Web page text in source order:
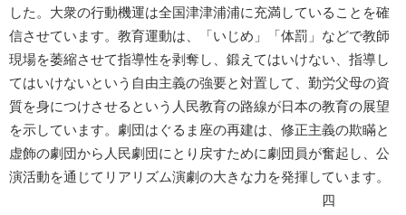
した。大衆の行動機運は全国津津浦浦に充満していることを確
信させています。教育運動は、「いじめ」「体罰」などで教師
現場を萎縮させて指導性を剥奪し、鍛えてはいけない、指導し
てはいけないという自由主義の強要と対置して、勤労父母の資
質を身につけさせるという人民教育の路線が日本の教育の展望
を示しています。劇団はぐるま座の再建は、修正主義の欺瞞と
虚飾の劇団から人民劇団にとり戻すために劇団員が奮起し、公
演活動を通じてリアリズム演劇の大きな力を発揮しています。
四